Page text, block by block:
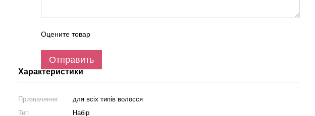
Оцените товар
Отправить
Характеристики
Призначення
для всіх типів волосся
Тип
Набір